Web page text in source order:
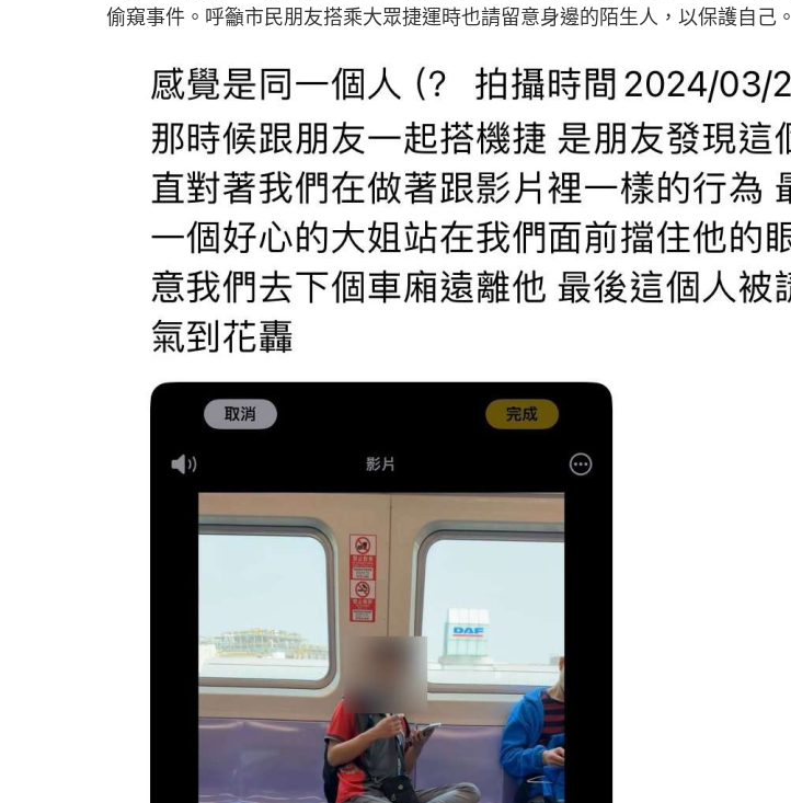
偷窺事件。呼籲市民朋友搭乘大眾捷運時也請留意身邊的陌生人，以保護自己。